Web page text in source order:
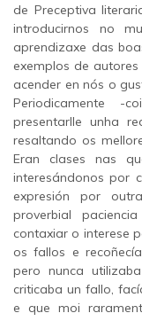
de Preceptiva
introducirnos no
aprendizaxe das
exemplos de
acender en nós o
Periodicamente -
presentarlle unha
resaltando os
Eran clases nas
interesándonos por
expresión por
proverbial
contaxiar o interese
os fallos e
pero nunca
criticaba un fallo,
e que moi